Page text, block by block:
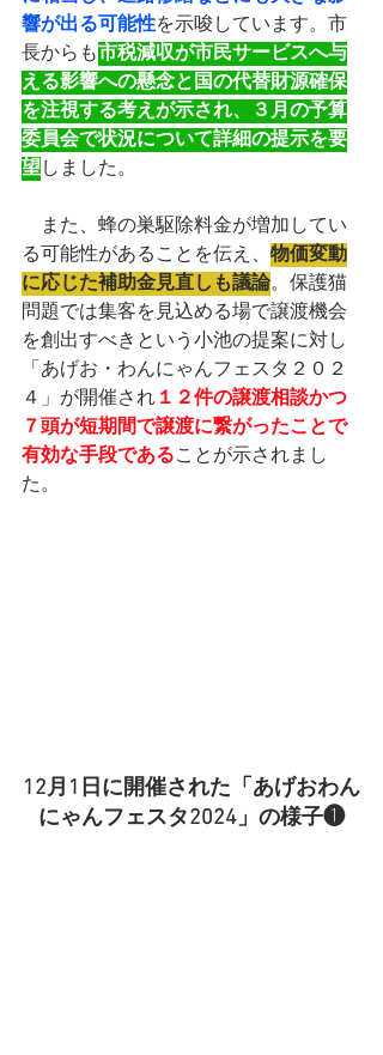
響が出る可能性を示唆しています。市
長からも市税減収が市民サービスへ与
える影響への懸念と国の代替財源確保
を注視する考えが示され、３月の予算
委員会で状況について詳細の提示を要
望しました。
また、蜂の巣駆除料金が増加してい
る可能性があることを伝え、 物価変動
に応じた補助金見直しも議論。保護猫
問題では集客を見込める場で譲渡機会
を創出すべきという小池の提案に対し
「あげお・わんにゃんフェスタ２０２
４」が開催され １２件の譲渡相談かつ
７頭が短期間で譲渡に繋がったことで
有効な手段であることが示されまし
た。
12月1日に開催された「あげおわん
にゃんフェスタ2024」の様子❶